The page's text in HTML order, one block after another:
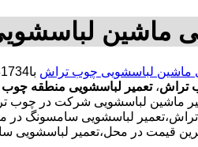
ماشین
ماشین لباسشویی چوب تراش
تراش، تعمیر لباسشویی منطقه
ماشین لباسشویی شرکت در چوب
لباسشویی سامسونگ در
قیمت در محل،تعمیر